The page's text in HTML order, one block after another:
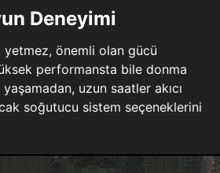
Deneyimi
önemli olan gücü
performansta bile donma
uzun saatler akıcı
soğutucu sistem seçeneklerini